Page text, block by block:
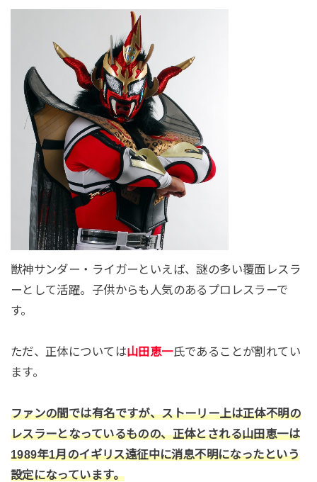
獣神サンダー・ライガーといえば、謎の多い覆面レスラ
ーとして活躍。子供からも人気のあるプロレスラーで
す。
ただ、正体については山田恵一氏であることが割れてい
ます。
ファンの間では有名ですが、ストーリー上は正体不明の
レスラーとなっているものの、正体とされる山田恵一は
1989年1月のイギリス遠征中に消息不明になったという
設定になっています。